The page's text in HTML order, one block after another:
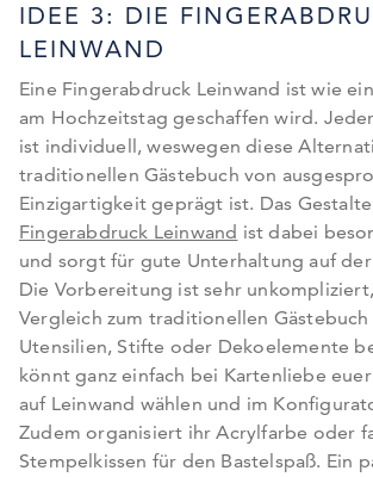
IDEE 3: DIE
LEINWAND
Eine Fingerabdruck Leinwand ist wie
am Hochzeitstag geschaffen wird.
ist individuell, weswegen diese
traditionellen Gästebuch von
Einzigartigkeit geprägt ist. Das
Fingerabdruck Leinwand ist dabei
und sorgt für gute Unterhaltung auf
Die Vorbereitung ist sehr
Vergleich zum traditionellen
Utensilien, Stifte oder Dekoelemente
könnt ganz einfach bei Kartenliebe
auf Leinwand wählen und im
Zudem organisiert ihr Acrylfarbe oder
Stempelkissen für den Bastelspaß. Ein